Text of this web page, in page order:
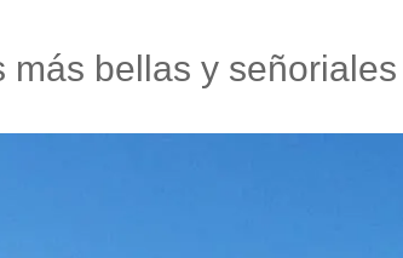
bellas y